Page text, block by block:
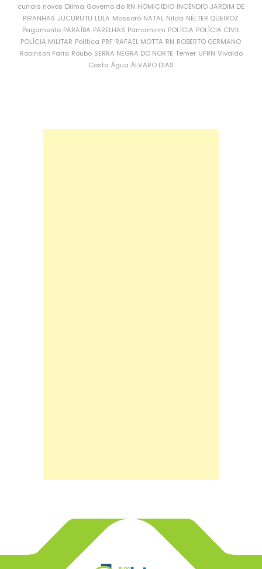
currais novos Dilma Governo do RN HOMICÍDIO INCÊNDIO JARDIM DE
PIRANHAS JUCURUTU LULA Mossoró NATAL Nilda NÉLTER QUEIROZ
Pagamento PARAÍBA PARELHAS Parnamirim POLÍCIA POLÍCIA CIVIL
POLÍCIA MILITAR Política PRF RAFAEL MOTTA RN ROBERTO GERMANO
Robinson Faria Roubo SERRA NEGRA DO NORTE Temer UFRN Vivaldo
Costa Água ÁLVARO DIAS